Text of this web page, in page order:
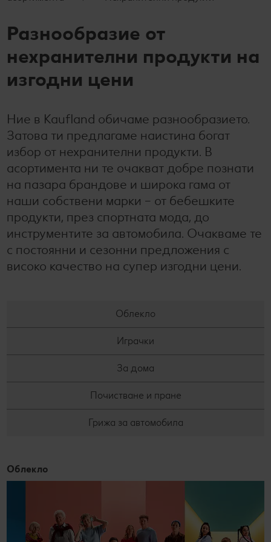
Ние сме семейство
Развлечения, отдих и свободно време
Разнообразие от
нехранителни продукти на
изгодни цени
Ние в Kaufland обичаме разнообразието.
Затова ти предлагаме наистина богат
избор от нехранителни продукти. В
асортимента ни те очакват добре познати
на пазара брандове и широка гама от
наши собствени марки – от бебешките
продукти, през спортната мода, до
инструментите за автомобила. Очакваме те
с постоянни и сезонни предложения с
високо качество на супер изгодни цени.
Облекло
Играчки
За дома
Почистване и пране
Грижа за автомобила
Облекло